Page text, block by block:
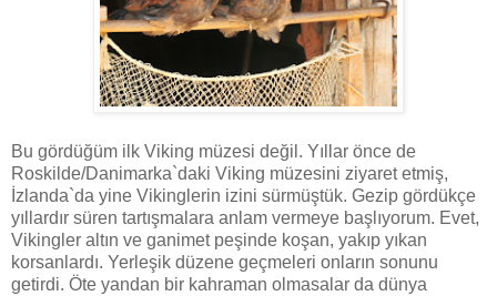
Bu gördüğüm ilk Viking müzesi değil. Yıllar önce de
Roskilde/Danimarka`daki Viking müzesini ziyaret etmiş,
İzlanda`da yine Vikinglerin izini sürmüştük. Gezip gördükçe
yıllardır süren tartışmalara anlam vermeye başlıyorum. Evet,
Vikingler altın ve ganimet peşinde koşan, yakıp yıkan
korsanlardı. Yerleşik düzene geçmeleri onların sonunu
getirdi. Öte yandan bir kahraman olmasalar da dünya